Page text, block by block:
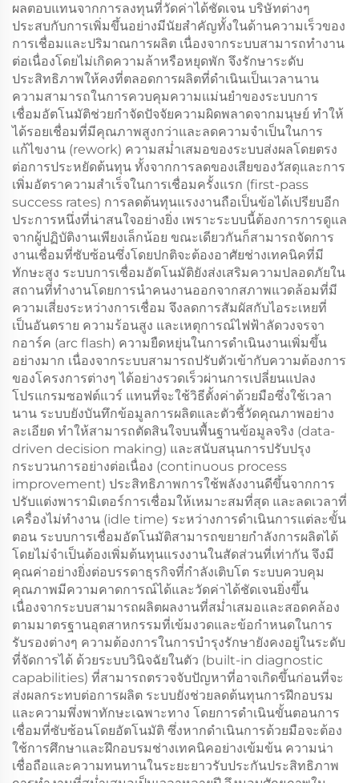
ผลตอบแทนจากการลงทุนที่วัดค่าได้ชัดเจน บริษัทต่างๆ
ประสบกับการเพิ่มขึ้นอย่างมีนัยสำคัญทั้งในด้านความเร็วของ
การเชื่อมและปริมาณการผลิต เนื่องจากระบบสามารถทำงาน
ต่อเนื่องโดยไม่เกิดความล้าหรือหยุดพัก จึงรักษาระดับ
ประสิทธิภาพให้คงที่ตลอดการผลิตที่ดำเนินเป็นเวลานาน
ความสามารถในการควบคุมความแม่นยำของระบบการ
เชื่อมอัตโนมัติช่วยกำจัดปัจจัยความผิดพลาดจากมนุษย์ ทำให้
ได้รอยเชื่อมที่มีคุณภาพสูงกว่าและลดความจำเป็นในการ
แก้ไขงาน (rework) ความสม่ำเสมอของระบบส่งผลโดยตรง
ต่อการประหยัดต้นทุน ทั้งจากการลดของเสียของวัสดุและการ
เพิ่มอัตราความสำเร็จในการเชื่อมครั้งแรก (first-pass
success rates) การลดต้นทุนแรงงานถือเป็นข้อได้เปรียบอีก
ประการหนึ่งที่น่าสนใจอย่างยิ่ง เพราะระบบนี้ต้องการการดูแล
จากผู้ปฏิบัติงานเพียงเล็กน้อย ขณะเดียวกันก็สามารถจัดการ
งานเชื่อมที่ซับซ้อนซึ่งโดยปกติจะต้องอาศัยช่างเทคนิคที่มี
ทักษะสูง ระบบการเชื่อมอัตโนมัติยังส่งเสริมความปลอดภัยใน
สถานที่ทำงานโดยการนำคนงานออกจากสภาพแวดล้อมที่มี
ความเสี่ยงระหว่างการเชื่อม จึงลดการสัมผัสกับไอระเหยที่
เป็นอันตราย ความร้อนสูง และเหตุการณ์ไฟฟ้าลัดวงจรจา
กอาร์ค (arc flash) ความยืดหยุ่นในการดำเนินงานเพิ่มขึ้น
อย่างมาก เนื่องจากระบบสามารถปรับตัวเข้ากับความต้องการ
ของโครงการต่างๆ ได้อย่างรวดเร็วผ่านการเปลี่ยนแปลง
โปรแกรมซอฟต์แวร์ แทนที่จะใช้วิธีตั้งค่าด้วยมือซึ่งใช้เวลา
นาน ระบบยังบันทึกข้อมูลการผลิตและตัวชี้วัดคุณภาพอย่าง
ละเอียด ทำให้สามารถตัดสินใจบนพื้นฐานข้อมูลจริง (data-
driven decision making) และสนับสนุนการปรับปรุง
กระบวนการอย่างต่อเนื่อง (continuous process
improvement) ประสิทธิภาพการใช้พลังงานดีขึ้นจากการ
ปรับแต่งพารามิเตอร์การเชื่อมให้เหมาะสมที่สุด และลดเวลาที่
เครื่องไม่ทำงาน (idle time) ระหว่างการดำเนินการแต่ละขั้น
ตอน ระบบการเชื่อมอัตโนมัติสามารถขยายกำลังการผลิตได้
โดยไม่จำเป็นต้องเพิ่มต้นทุนแรงงานในสัดส่วนที่เท่ากัน จึงมี
คุณค่าอย่างยิ่งต่อบรรดาธุรกิจที่กำลังเติบโต ระบบควบคุม
คุณภาพมีความคาดการณ์ได้และวัดค่าได้ชัดเจนยิ่งขึ้น
เนื่องจากระบบสามารถผลิตผลงานที่สม่ำเสมอและสอดคล้อง
ตามมาตรฐานอุตสาหกรรมที่เข้มงวดและข้อกำหนดในการ
รับรองต่างๆ ความต้องการในการบำรุงรักษายังคงอยู่ในระดับ
ที่จัดการได้ ด้วยระบบวินิจฉัยในตัว (built-in diagnostic
capabilities) ที่สามารถตรวจจับปัญหาที่อาจเกิดขึ้นก่อนที่จะ
ส่งผลกระทบต่อการผลิต ระบบยังช่วยลดต้นทุนการฝึกอบรม
และความพึ่งพาทักษะเฉพาะทาง โดยการดำเนินขั้นตอนการ
เชื่อมที่ซับซ้อนโดยอัตโนมัติ ซึ่งหากดำเนินการด้วยมือจะต้อง
ใช้การศึกษาและฝึกอบรมช่างเทคนิคอย่างเข้มข้น ความน่า
เชื่อถือและความทนทานในระยะยาวรับประกันประสิทธิภาพ